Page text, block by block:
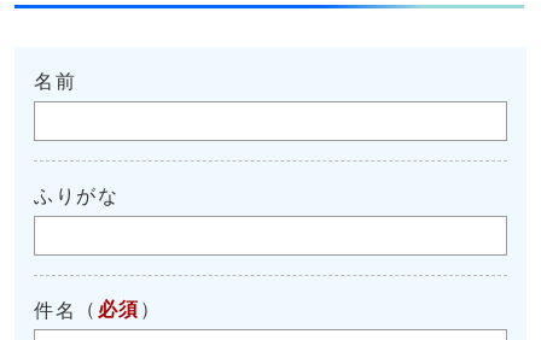
名前
ふりがな
件名 （ 必須 ）